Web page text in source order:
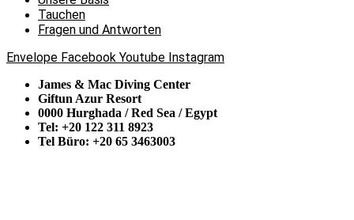
Tauchen
Fragen und Antworten
Envelope Facebook Youtube Instagram
James & Mac Diving Center
Giftun Azur Resort
0000 Hurghada / Red Sea / Egypt
Tel: +20 122 311 8923
Tel Büro: +20 65 3463003